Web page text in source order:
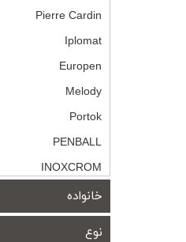
Pierre Cardin
Iplomat
Europen
Melody
Portok
PENBALL
INOXCROM
خانواده
نوع